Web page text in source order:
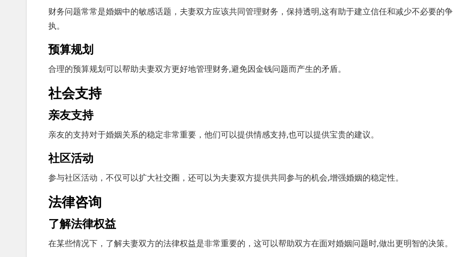
财务问题常常是婚姻中的敏感话题，夫妻双方应该共同管理财务，保持透明,这有助于建立信任和减少不必要的争
执。
预算规划
合理的预算规划可以帮助夫妻双方更好地管理财务,避免因金钱问题而产生的矛盾。
社会支持
亲友支持
亲友的支持对于婚姻关系的稳定非常重要，他们可以提供情感支持,也可以提供宝贵的建议。
社区活动
参与社区活动，不仅可以扩大社交圈，还可以为夫妻双方提供共同参与的机会,增强婚姻的稳定性。
法律咨询
了解法律权益
在某些情况下，了解夫妻双方的法律权益是非常重要的，这可以帮助双方在面对婚姻问题时,做出更明智的决策。